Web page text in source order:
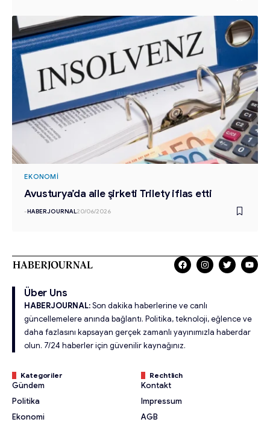
EKONOMI
Avusturya’da aile şirketi Trilety iflas etti
-HABERJOURNAL20/06/2026
Über Uns
HABERJOURNAL:Son dakika haberlerine ve canlı
güncellemelere anında bağlantı. Politika, teknoloji, eğlence ve
daha fazlasını kapsayan gerçek zamanlı yayınımızla haberdar
olun. 7/24 haberler için güvenilir kaynağınız.
Kategoriler
Gündem
Politika
Ekonomi
Rechtlich
Kontakt
Impressum
AGB